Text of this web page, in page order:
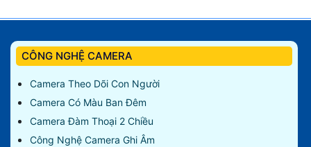
CÔNG NGHỆ CAMERA
Camera Theo Dõi Con Người
Camera Có Màu Ban Đêm
Camera Đàm Thoại 2 Chiều
Công Nghệ Camera Ghi Âm